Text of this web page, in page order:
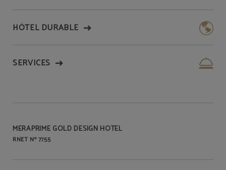
HÔTEL DURABLE
SERVICES
MERAPRIME GOLD DESIGN HOTEL
RNET Nº 7755